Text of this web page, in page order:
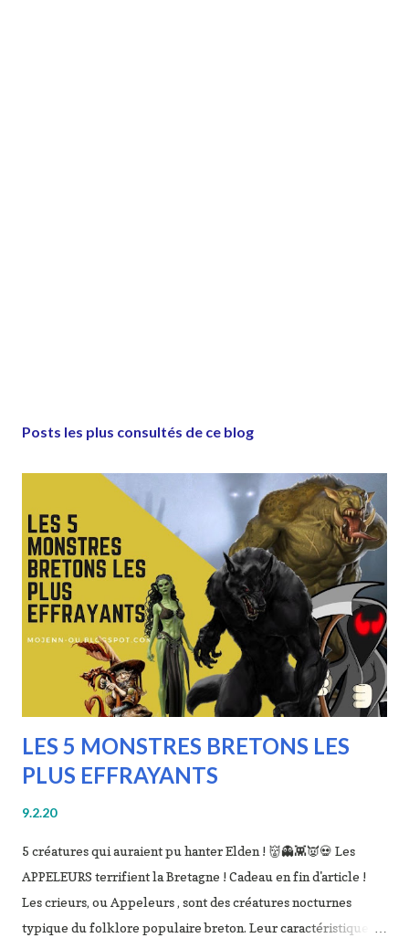
Posts les plus consultés de ce blog
LES 5 MONSTRES BRETONS LES
PLUS EFFRAYANTS
9.2.20
5 créatures qui auraient pu hanter Elden ! 👹👻👾👿💀 Les
APPELEURS terrifient la Bretagne ! Cadeau en fin d'article !
Les crieurs, ou Appeleurs , sont des créatures nocturnes
typique du folklore populaire breton. Leur caractéristique